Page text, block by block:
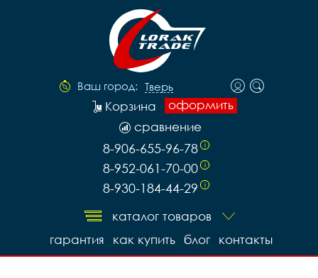
Ваш город: Тверь
оформить
Корзина
сравнение
8-906-655-96-78 i
8-952-061-70-00 i
8-930-184-44-29 i
каталог товаров
контакты
блог
как купить
гарантия